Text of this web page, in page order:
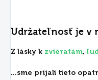
Udržateľnosť je v
Z lásky k zvieratám,
...sme prijali tieto